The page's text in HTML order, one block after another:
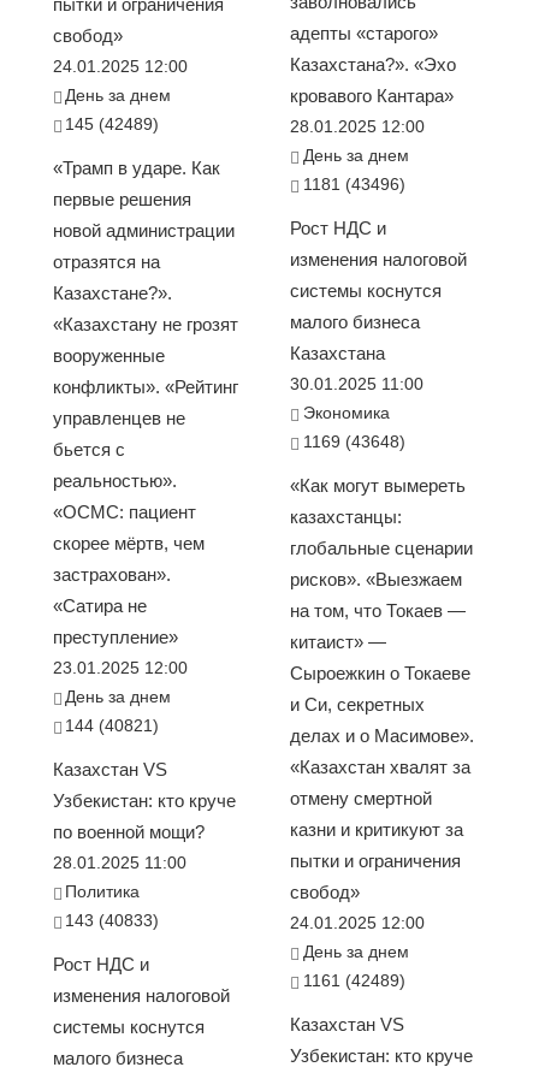
пытки и ограничения
свобод»
24.01.2025 12:00
День за днем
145 (42489)
«Трамп в ударе. Как
первые решения
новой администрации
отразятся на
Казахстане?».
«Казахстану не грозят
вооруженные
конфликты». «Рейтинг
управленцев не
бьется с
реальностью».
«ОСМС: пациент
скорее мёртв, чем
застрахован».
«Сатира не
преступление»
23.01.2025 12:00
День за днем
144 (40821)
Казахстан VS
Узбекистан: кто круче
по военной мощи?
28.01.2025 11:00
Политика
143 (40833)
Рост НДС и
изменения налоговой
системы коснутся
малого бизнеса
адепты «старого»
Казахстана?». «Эхо
кровавого Кантара»
28.01.2025 12:00
День за днем
1181 (43496)
Рост НДС и
изменения налоговой
системы коснутся
малого бизнеса
Казахстана
30.01.2025 11:00
Экономика
1169 (43648)
«Как могут вымереть
казахстанцы:
глобальные сценарии
рисков». «Выезжаем
на том, что Токаев —
китаист» —
Сыроежкин о Токаеве
и Си, секретных
делах и о Масимове».
«Казахстан хвалят за
отмену смертной
казни и критикуют за
пытки и ограничения
свобод»
24.01.2025 12:00
День за днем
1161 (42489)
Казахстан VS
Узбекистан: кто круче